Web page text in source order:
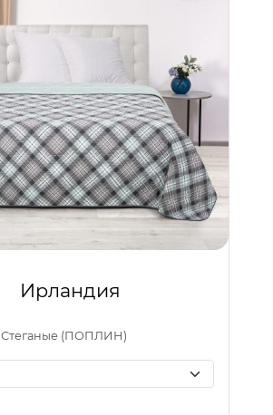
Ирландия
Стеганые (ПОПЛИН)